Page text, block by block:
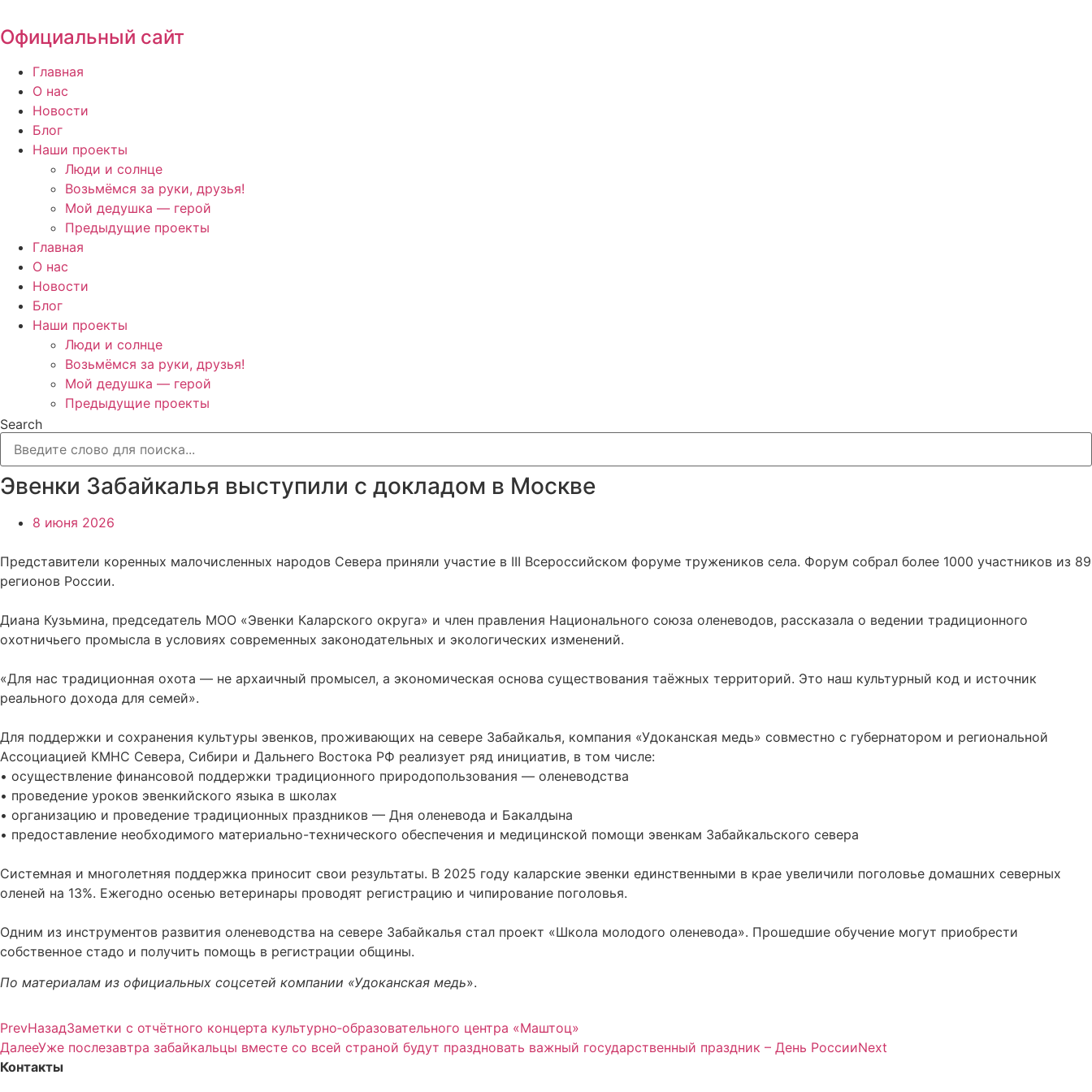
к
содержимому
Официальный сайт
Главная
О нас
Новости
Блог
Наши проекты
Люди и солнце
Возьмёмся за руки, друзья!
Мой дедушка — герой
Предыдущие проекты
Главная
О нас
Новости
Блог
Наши проекты
Люди и солнце
Возьмёмся за руки, друзья!
Мой дедушка — герой
Предыдущие проекты
Search
Эвенки Забайкалья выступили с докладом в Москве
8 июня 2026
Представители коренных малочисленных народов Севера приняли участие в III Всероссийском форуме тружеников села. Форум собрал более 1000 участников из 89
регионов России.
Диана Кузьмина, председатель МОО «Эвенки Каларского округа» и член правления Национального союза оленеводов, рассказала о ведении традиционного
охотничьего промысла в условиях современных законодательных и экологических изменений.
«Для нас традиционная охота — не архаичный промысел, а экономическая основа существования таёжных территорий. Это наш культурный код и источник
реального дохода для семей».
Для поддержки и сохранения культуры эвенков, проживающих на севере Забайкалья, компания «Удоканская медь» совместно с губернатором и региональной
Ассоциацией КМНС Севера, Сибири и Дальнего Востока РФ реализует ряд инициатив, в том числе:
• осуществление финансовой поддержки традиционного природопользования — оленеводства
• проведение уроков эвенкийского языка в школах
• организацию и проведение традиционных праздников — Дня оленевода и Бакалдына
• предоставление необходимого материально-технического обеспечения и медицинской помощи эвенкам Забайкальского севера
Системная и многолетняя поддержка приносит свои результаты. В 2025 году каларские эвенки единственными в крае увеличили поголовье домашних северных
оленей на 13%. Ежегодно осенью ветеринары проводят регистрацию и чипирование поголовья.
Одним из инструментов развития оленеводства на севере Забайкалья стал проект «Школа молодого оленевода». Прошедшие обучение могут приобрести
собственное стадо и получить помощь в регистрации общины.
По материалам из официальных соцсетей компании «Удоканская медь».
PrevНазадЗаметки с отчётного концерта культурно‑образовательного центра «Маштоц»
ДалееУже послезавтра забайкальцы вместе со всей страной будут праздновать важный государственный праздник – День РоссииNext
Контакты